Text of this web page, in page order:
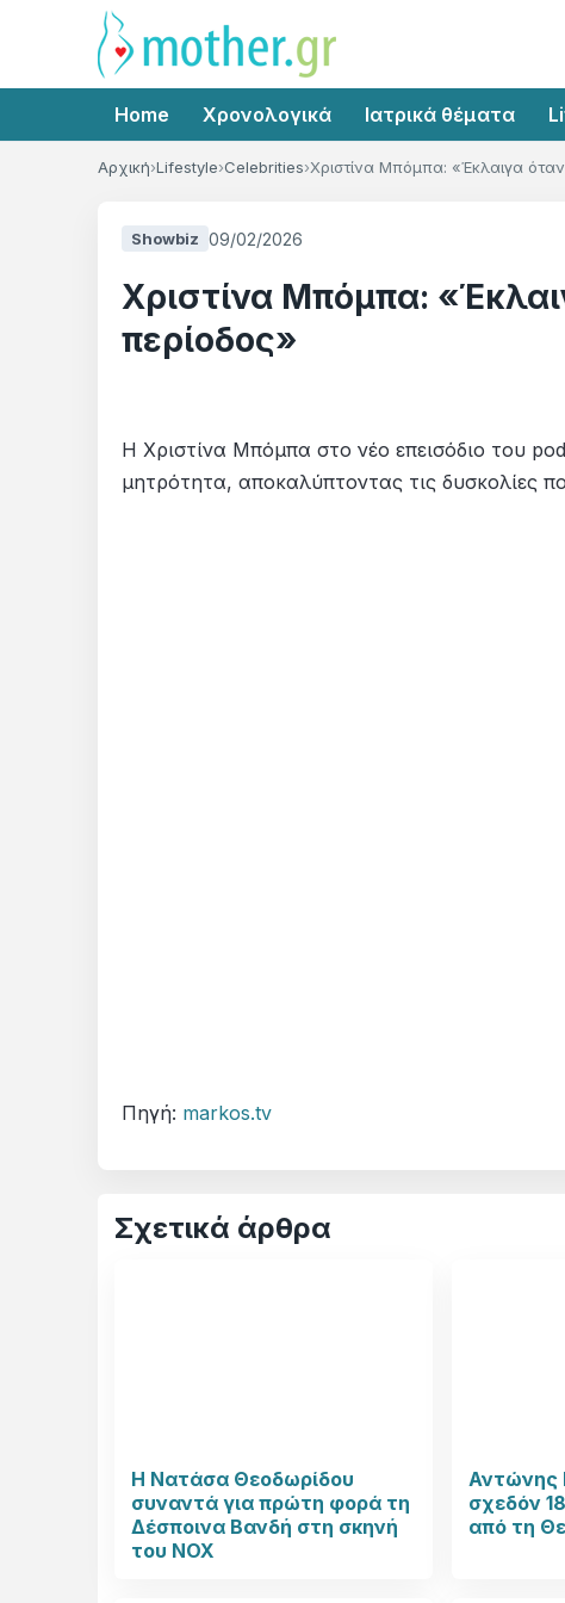
Home Χρονολογικά Ιατρικά θέματα
Αρχική Lifestyle Celebrities Χριστίνα Μπόμπα: «Έκλαιγα
Showbiz 09/02/2026
Χριστίνα Μπόμπα:
περίοδος»
Η Χριστίνα Μπόμπα στο νέο επεισόδιο του
μητρότητα, αποκαλύπτοντας τις δυσκολίες
Πηγή: markos.tv
Σχετικά άρθρα
Η Νατάσα Θεοδωρίδου
συναντά για πρώτη φορά τη
Δέσποινα Βανδή στη σκηνή
του NOX
Αντώνης
σχεδόν
από τη